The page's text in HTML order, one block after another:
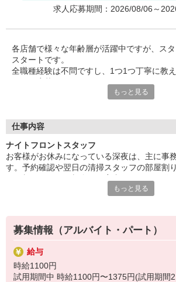
求人応募期間：2026/08/06～
各店舗で様々な年齢層が活躍中ですが、ス
スタートです。
全職種経験は不問ですし、1つ1つ丁寧に教
慣れるまでは先輩が側についていますので
の良いホテルを心がけております。
もっと見る
仕事内容
ナイトフロントスタッフ
お客様がお休みになっている深夜は、主に事
す。予約確認や翌日の清掃スタッフの部屋割
クアウト手続き、精算会計などがあります。
もっと見る
募集情報（アルバイト・パート）
給与
時給1100円
試用期間中 時給1100円〜1375円(試用期間